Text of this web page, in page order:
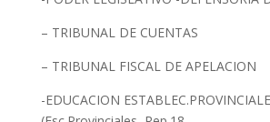
– TRIBUNAL DE CUENTAS
– TRIBUNAL FISCAL DE APELACION
-EDUCACION